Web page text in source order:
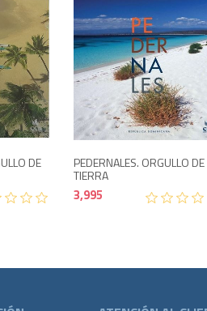
2,995
DE PEDERNALES. ORGULLO
TIERRA
3,995